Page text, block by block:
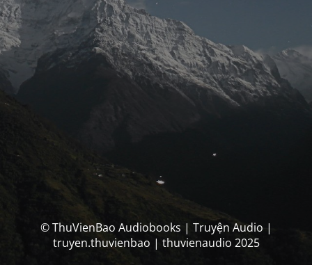
© ThuVienBao Audiobooks | Truyện Audio |
truyen.thuvienbao | thuvienaudio 2025